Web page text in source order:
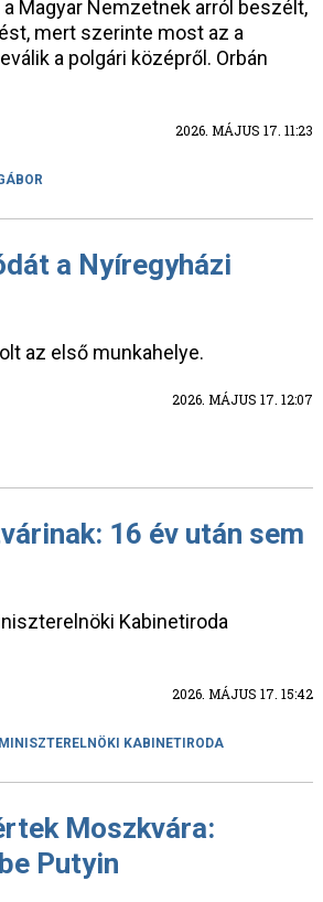
Magyar Nemzetnek arról beszélt,
mert szerinte most az a
a polgári középről. Orbán
2026. MÁJUS 17. 11:23
a Nyíregyházi
az első munkahelye.
2026. MÁJUS 17. 12:07
16 év után sem
Kabinetiroda
2026. MÁJUS 17. 15:42
MINISZTERELNÖKI KABINETIRODA
Moszkvára:
Putyin